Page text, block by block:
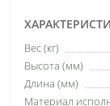
Вес (кг)
Высота (мм)
Длина (мм)
Материал